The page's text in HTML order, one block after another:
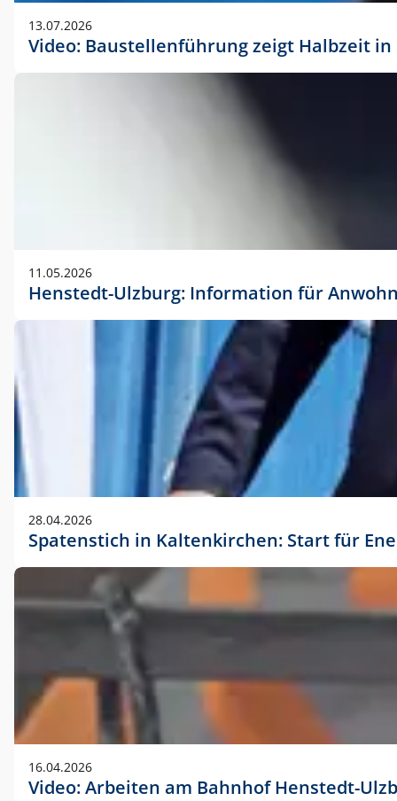
13.07.2026
Video: Baustellenführung zeigt Halbzeit
11.05.2026
Henstedt-Ulzburg: Information für
28.04.2026
Spatenstich in Kaltenkirchen: Start für
16.04.2026
Video: Arbeiten am Bahnhof Henstedt-